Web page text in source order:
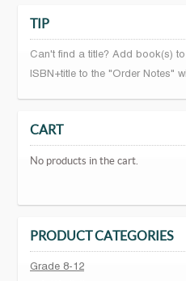
TIP
Can't find a title? Add book(s)
ISBN+title to the "Order Notes"
CART
No products in the cart.
PRODUCT CATEGORIES
Grade 8-12